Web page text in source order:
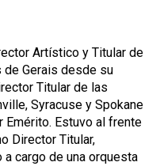
Artístico y Titular de
de Gerais desde su
Titular de las
Syracuse y Spokane
Emérito. Estuvo al frente
Director Titular,
cargo de una orquesta